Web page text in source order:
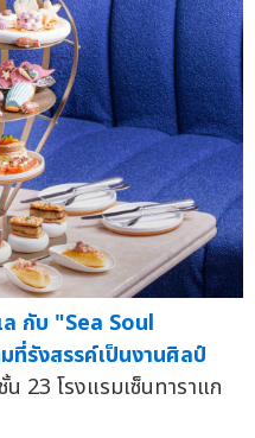
กับ "Sea Soul
รังสรรค์เป็นงานศิลป์
23 โรงแรมเซ็นทาราแก